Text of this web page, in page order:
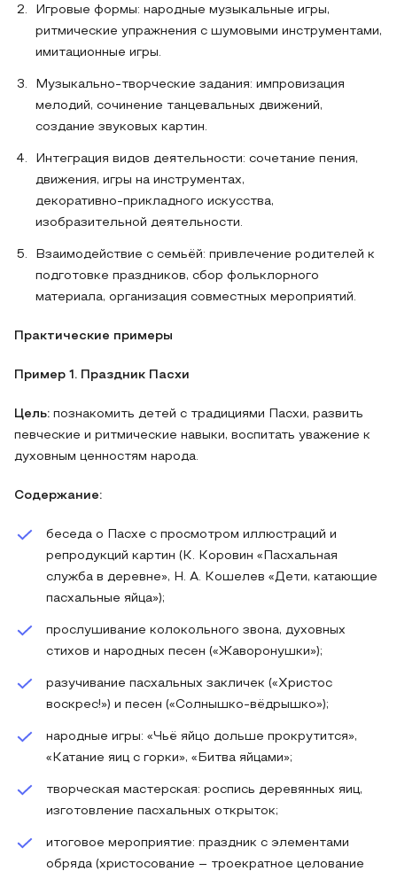
Игровые формы: народные музыкальные игры,
ритмические упражнения с шумовыми инструментами,
имитационные игры.
Музыкально‑творческие задания: импровизация
мелодий, сочинение танцевальных движений,
создание звуковых картин.
Интеграция видов деятельности: сочетание пения,
движения, игры на инструментах,
декоративно‑прикладного искусства,
изобразительной деятельности.
Взаимодействие с семьёй: привлечение родителей к
подготовке праздников, сбор фольклорного
материала, организация совместных мероприятий.
Практические примеры
Пример 1. Праздник Пасхи
Цель: познакомить детей с традициями Пасхи, развить
певческие и ритмические навыки, воспитать уважение к
духовным ценностям народа.
Содержание:
беседа о Пасхе с просмотром иллюстраций и
репродукций картин (К. Коровин «Пасхальная
служба в деревне», Н. А. Кошелев «Дети, катающие
пасхальные яйца»);
прослушивание колокольного звона, духовных
стихов и народных песен («Жаворонушки»);
разучивание пасхальных закличек («Христос
воскрес!») и песен («Солнышко‑вёдрышко»);
народные игры: «Чьё яйцо дольше прокрутится»,
«Катание яиц с горки», «Битва яйцами»;
творческая мастерская: роспись деревянных яиц,
изготовление пасхальных открыток;
итоговое мероприятие: праздник с элементами
обряда (христосование – троекратное целование